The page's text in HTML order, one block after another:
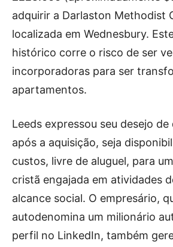
adquirir a Darlaston Methodist
localizada em Wednesbury.
histórico corre o risco de ser
incorporadoras para ser
apartamentos.
Leeds expressou seu desejo de
após a aquisição, seja
custos, livre de aluguel, para
cristã engajada em atividades
alcance social. O empresário,
autodenomina um milionário
perfil no LinkedIn, também